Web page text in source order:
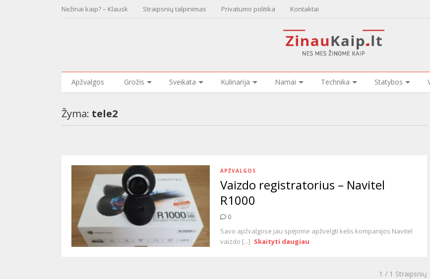
Nežinai kaip? – Klausk Straipsnių talpinimas Privatumo politika Kontaktai
Apžvalgos Grožis Sveikata Kulinarija Namai Technika Statybos
Žyma: tele2
APŽVALGOS
Vaizdo registratorius – Navitel
R1000
0
Savo apžvalgose jau spėjome apžvelgti kelis kompanijos Navitel
vaizdo [...] Skaityti daugiau
1 / 1 Straipsnių